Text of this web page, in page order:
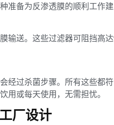
准备为反渗透膜的顺利工作建
输送。这些过滤器可阻挡高
经过杀菌步骤。所有这些都符
用或每天使用，无需担忧。
厂设计